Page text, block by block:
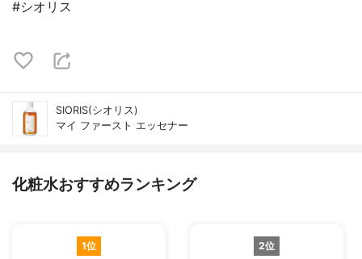
#シオリス
SIORIS(シオリス)
マイ ファースト エッセナー
化粧水おすすめランキング
1位 2位